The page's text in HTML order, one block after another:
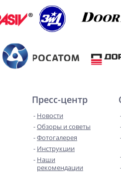
Пресс-центр
Новости
Обзоры и советы
Фотогалерея
Инструкции
Наши
рекомендации